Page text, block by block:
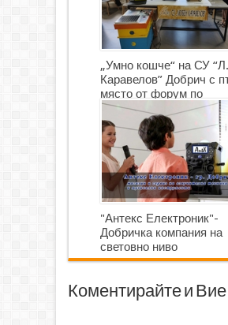
„Умно кошче“ на СУ “Л.
Каравелов” Добрич с
място от форум по
роботика
"Антекс Електроник"-
Добричка компания на
световно ниво
Коментирайте и Вие